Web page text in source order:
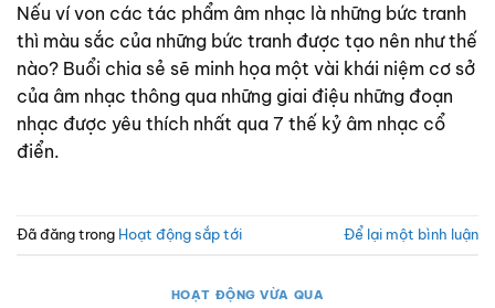
Nếu ví von các tác phẩm âm nhạc là những bức tranh
thì màu sắc của những bức tranh được tạo nên như thế
nào? Buổi chia sẻ sẽ minh họa một vài khái niệm cơ sở
của âm nhạc thông qua những giai điệu những đoạn
nhạc được yêu thích nhất qua 7 thế kỷ âm nhạc cổ
điển.
Đã đăng trong Hoạt động sắp tới Để lại một bình luận
HOẠT ĐỘNG VỪA QUA